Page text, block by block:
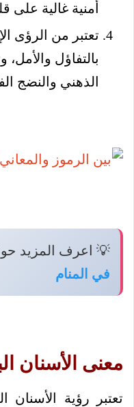
أمنية غالية على
تعتبر من الرؤى
بالتفاؤل
الذهني والنضج
💡 اعرف المزيد
في المنام
معنى الأسنان
تعتبر رؤية الأسنان